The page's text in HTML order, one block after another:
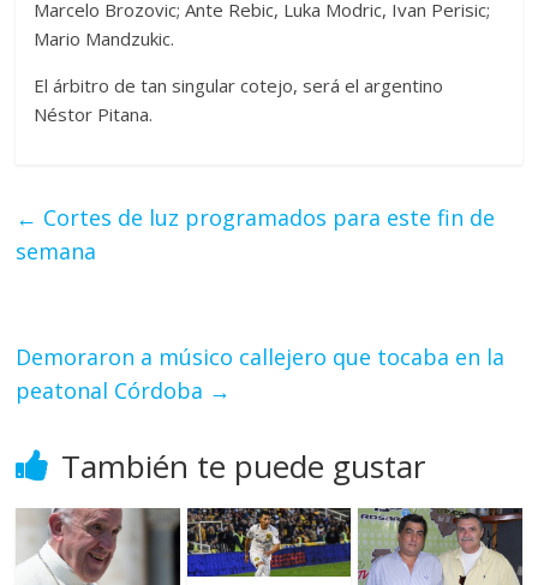
Marcelo Brozovic; Ante Rebic, Luka Modric, Ivan Perisic;
Mario Mandzukic.
El árbitro de tan singular cotejo, será el argentino
Néstor Pitana.
← Cortes de luz programados para este fin de
semana
Demoraron a músico callejero que tocaba en la
peatonal Córdoba →
También te puede gustar